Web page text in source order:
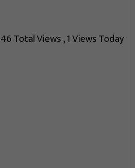
46 Total Views, 1 Views Today